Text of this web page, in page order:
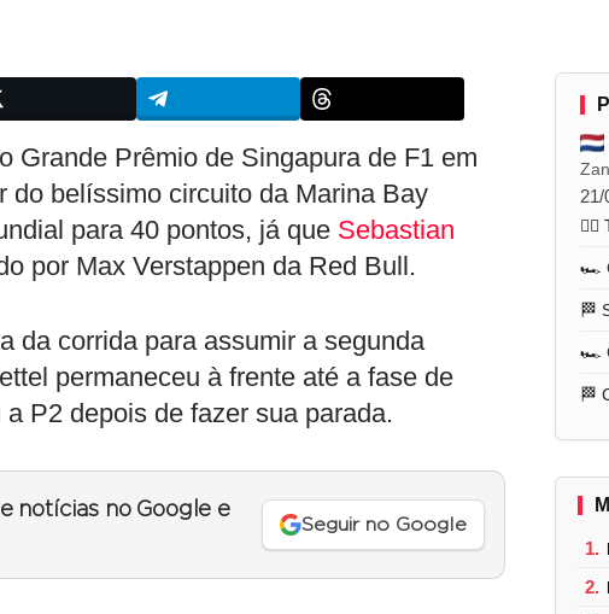
Grande Prêmio de Singapura de F1 em
do belíssimo circuito da Marina Bay
para 40 pontos, já que Sebastian
por Max Verstappen da Red Bull.
da corrida para assumir a segunda
permaneceu à frente até a fase de
P2 depois de fazer sua parada.
notícias no Google e
Seguir no Google
21/
🏋️‍♂️
🏎️
🏁
🏎️
🏁
1.
2.